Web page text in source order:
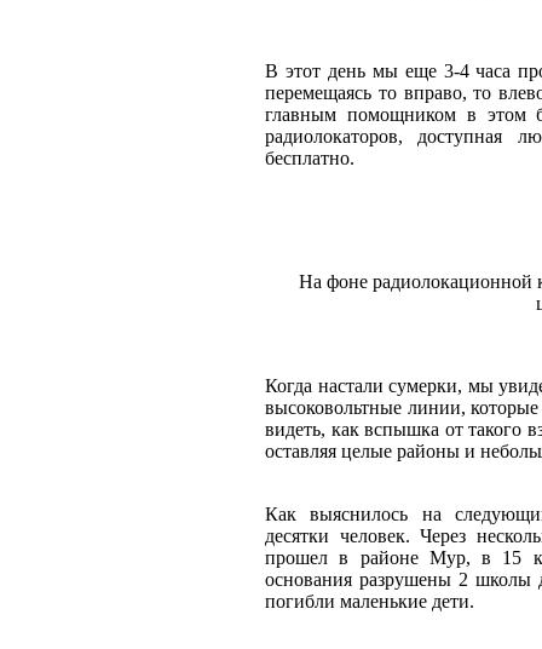
В этот день мы еще 3-4 часа
перемещаясь то вправо, то
главным помощником в этом
радиолокаторов, доступная
бесплатно.
На фоне радиолокационной
Когда настали сумерки, мы
высоковольтные линии,
видеть, как вспышка от такого
оставляя целые районы и
Как выяснилось на
десятки человек. Через
прошел в районе Мур, в 15
основания разрушены 2 школы
погибли маленькие дети.